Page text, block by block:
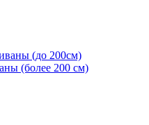
(до 200см)
(более 200 см)